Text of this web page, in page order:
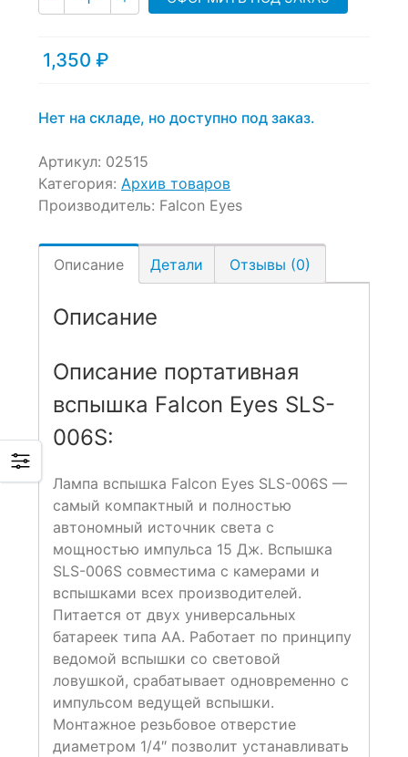
1,350 ₽
Нет на складе, но доступно под заказ.
Артикул: 02515
Категория: Архив товаров
Производитель: Falcon Eyes
Описание Детали Отзывы (0)
Описание
Описание портативная
вспышка Falcon Eyes SLS-
006S:
Лампа вспышка Falcon Eyes SLS-006S —
самый компактный и полностью
автономный источник света с
мощностью импульса 15 Дж. Вспышка
SLS-006S совместима с камерами и
вспышками всех производителей.
Питается от двух универсальных
батареек типа АА. Работает по принципу
ведомой вспышки со световой
ловушкой, срабатывает одновременно с
импульсом ведущей вспышки.
Монтажное резьбовое отверстие
диаметром 1/4″ позволит устанавливать